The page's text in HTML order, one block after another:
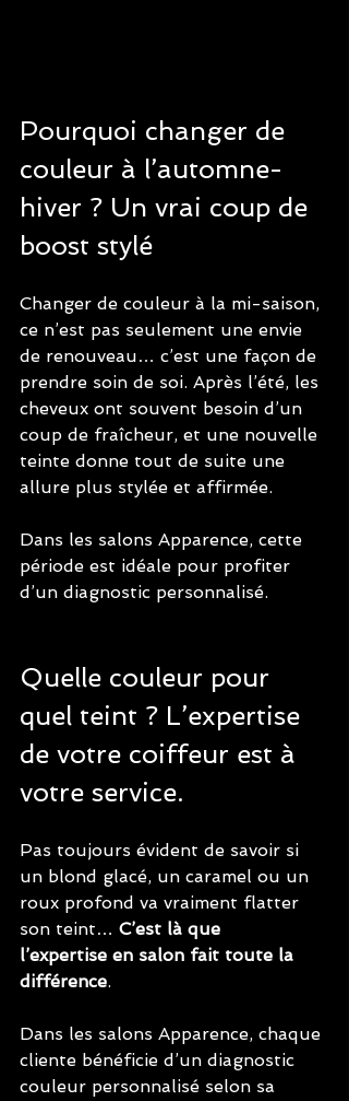
Pourquoi changer de
couleur à l’automne-
hiver ? Un vrai coup de
boost stylé
Changer de couleur à la mi-saison,
ce n’est pas seulement une envie
de renouveau… c’est une façon de
prendre soin de soi. Après l’été, les
cheveux ont souvent besoin d’un
coup de fraîcheur, et une nouvelle
teinte donne tout de suite une
allure plus stylée et affirmée.
Dans les salons Apparence, cette
période est idéale pour profiter
d’un diagnostic personnalisé.
Quelle couleur pour
quel teint ? L’expertise
de votre coiffeur est à
votre service.
Pas toujours évident de savoir si
un blond glacé, un caramel ou un
roux profond va vraiment flatter
son teint… C’est là que
l’expertise en salon fait toute la
différence.
Dans les salons Apparence, chaque
cliente bénéficie d’un diagnostic
couleur personnalisé selon sa